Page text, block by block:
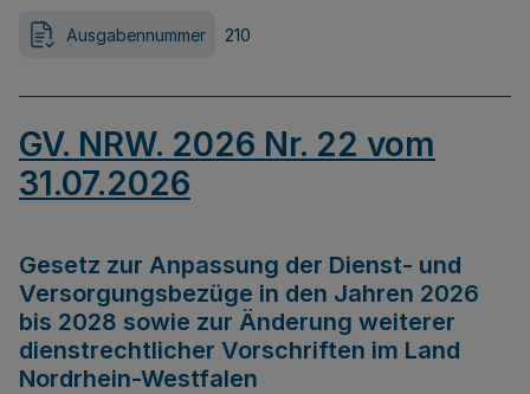
Ausgabennummer 210
GV. NRW. 2026 Nr. 22 vom
31.07.2026
Gesetz zur Anpassung der Dienst- und
Versorgungsbezüge in den Jahren 2026
bis 2028 sowie zur Änderung weiterer
dienstrechtlicher Vorschriften im Land
Nordrhein-Westfalen